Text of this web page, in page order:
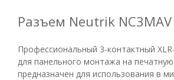
Разъем Neutrik NC3MAV
Профессиональный 3-контактный
для панельного монтажа на печатную
предназначен для использования в